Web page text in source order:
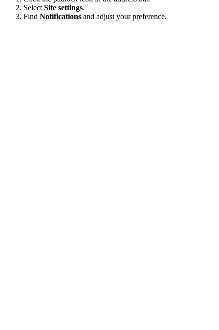
Select Site settings.
Find Notifications and adjust your preference.